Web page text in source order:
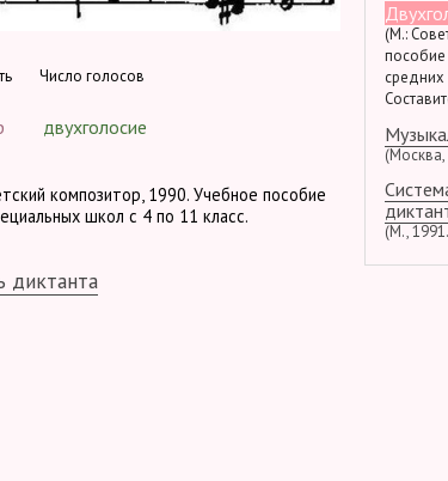
Число голосов
двухголосие
композитор, 1990. Учебное пособие
школ с 4 по 11 класс.
диктанта
(М.:
пособие
средних
(Москва,
(М.,